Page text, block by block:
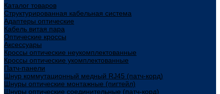
Каталог товаров
Структурированная кабельная система
Адаптеры оптические
Кабель витая пара
Оптические кроссы
Аксессуары
Кроссы оптические неукомплектованные
Кроссы оптические укомплектованные
Патч-панели
Шнур коммутационный медный RJ45 (патч-корд)
Шнуры оптические монтажные (пигтейл)
Шнуры оптические соединительные (патч-корд)